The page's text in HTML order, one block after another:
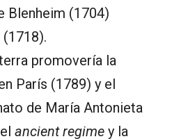
Blenheim (1704)
promovería la
París (1789) y el
de María Antonieta
ancient regime y la